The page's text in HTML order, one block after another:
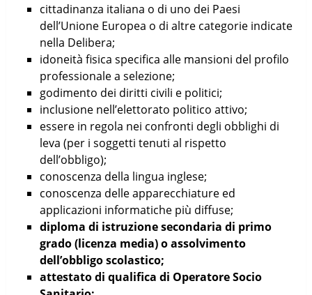
cittadinanza italiana o di uno dei Paesi
dell’Unione Europea o di altre categorie indicate
nella Delibera;
idoneità fisica specifica alle mansioni del profilo
professionale a selezione;
godimento dei diritti civili e politici;
inclusione nell’elettorato politico attivo;
essere in regola nei confronti degli obblighi di
leva (per i soggetti tenuti al rispetto
dell’obbligo);
conoscenza della lingua inglese;
conoscenza delle apparecchiature ed
applicazioni informatiche più diffuse;
diploma di istruzione secondaria di primo
grado (licenza media) o assolvimento
dell’obbligo scolastico;
attestato di qualifica di Operatore Socio